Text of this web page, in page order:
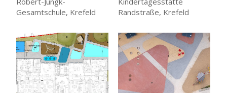
Gesamtschule, Krefeld
Randstraße, Krefeld